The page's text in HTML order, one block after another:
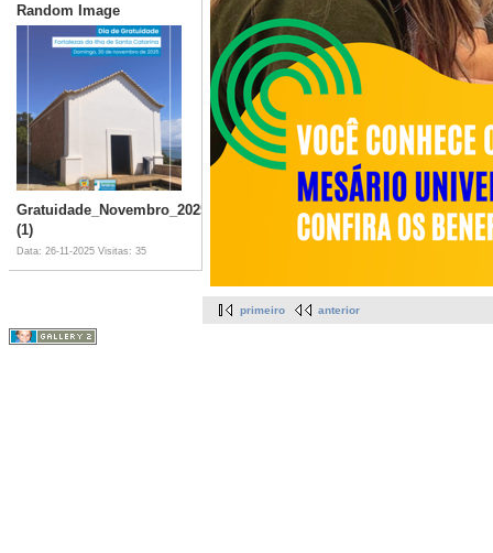
Random Image
Gratuidade_Novembro_2025
(1)
Data: 26-11-2025 Visitas: 35
primeiro anterior